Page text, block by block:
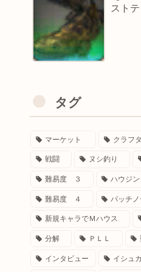
スト
タグ
マーケット クラフ
戦闘 ヌシ釣り
難易度 ３ ハウジ
難易度 ４ パッチノ
新規キャラでＭハウス
分解 ＰＬＬ
インタビュー イシュ